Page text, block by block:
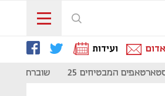
ועידות
המבטיחים 25 שוברת קודים